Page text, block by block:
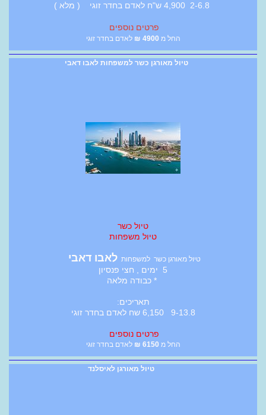
פרטים נוספים
החל מ 4900
₪ לאדם בחדר זוגי
טיול מאורגן כשר למשפחות לאבו דאבי
טיול כשר
טיול משפחות
טיול מאורגן כשר למשפחות לאבו דאבי
5 ימים , חצי פנסיון
* כבודה מלאה
תאריכים:
9-13.8 6,150 שח לאדם בחדר זוגי
פרטים נוספים
החל מ 6150
₪ לאדם בחדר זוגי
טיול מאורגן לאיסלנד